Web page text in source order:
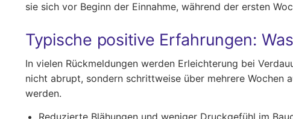
sie sich vor Beginn der Einnahme, während der ersten
Typische positive Erfahrungen:
In vielen Rückmeldungen werden Erleichterung bei
nicht abrupt, sondern schrittweise über mehrere Wochen
werden.
Reduzierte Blähungen und weniger Druckgefühl im